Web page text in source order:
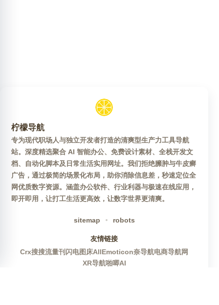
柠檬导航
专为现代职场人与独立开发者打造的清爽型生产力工具导航
站。深度精选聚合 AI 智能办公、免费设计素材、全栈开发文
档、自动化脚本及日常生活实用网址。我们拒绝臃肿与牛皮癣
广告，通过极简的场景化布局，助你消除信息差，秒速定位全
网优质数字资源。涵盖办公软件、行业利器与极速在线应用，
即开即用，让打工生活更高效，让数字世界更清爽。
sitemap robots
友情链接
Crx搜搜流量刊 闪电图床AllEmoticon奈导航电商导航网
XR导航啪唧AI